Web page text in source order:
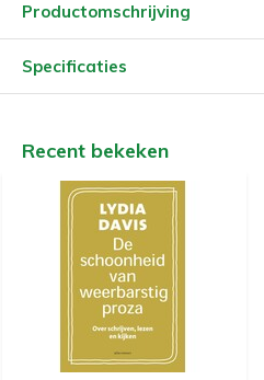
Productomschrijving
Specificaties
Recent bekeken